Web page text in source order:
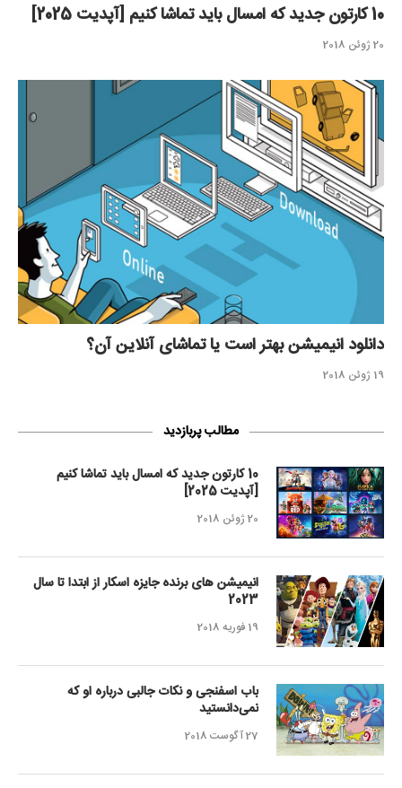
10 کارتون جدید که امسال باید تماشا کنیم [آپدیت 2025]
20 ژوئن 2018
دانلود انیمیشن بهتر است یا تماشای آنلاین آن؟
19 ژوئن 2018
مطالب پربازدید
10 کارتون جدید که امسال باید تماشا کنیم
[آپدیت 2025]
20 ژوئن 2018
انیمیشن های برنده جایزه اسکار از ابتدا تا سال
2023
19 فوریه 2018
باب اسفنجی و نکات جالبی درباره او که
نمی‌دانستید
27 آگوست 2018